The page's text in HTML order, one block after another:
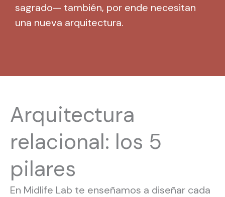
sagrado— también, por ende necesitan
una nueva arquitectura.
Arquitectura
relacional: los 5
pilares
En Midlife Lab te enseñamos a diseñar cada